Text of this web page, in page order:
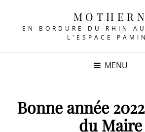
MOTHERN
EN BORDURE DU RHIN
L'ESPACE
MENU
Bonne année
du Maire